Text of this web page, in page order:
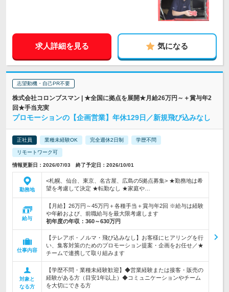
求人詳細を見る 気になる
志望動機・自己PR不要
株式会社コロンブスマン | ★全国に拠点を展開★月給26万円～＋賞与年2
回★手当充実
プロモーションの【企画営業】年休129日／新規飛び込みなし
正社員 業種未経験OK 完全週休2日制 学歴不問
リモートワーク可
情報更新日：2026/07/03 終了予定日：2026/10/01
勤務地
<札幌、仙台、東京、名古屋、広島の5拠点募集> ★勤務地は希
望を考慮して決定 ★転勤なし ★家庭や…
給与
【月給】26万円～45万円＋各種手当＋賞与年2回 ※給与は経験
や年齢および、前職給与を最大限考慮します
初年度の年収： 360～630万円
仕事内容
【テレアポ・ノルマ・飛び込みなし】お客様にヒアリングを行
い、集客対策のためのプロモーション提案・企画をお任せ／★
チームで連携して取り組みます
対象と
なる方
【学歴不問・業種未経験歓迎】◆営業経験または接客・販売の
経験がある方（目安1年以上）◆コミュニケーションやチーム
を大切にできる方